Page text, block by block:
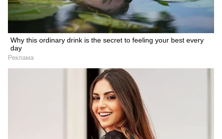
Why this ordinary drink is the secret to feeling your best every
day
Реклама